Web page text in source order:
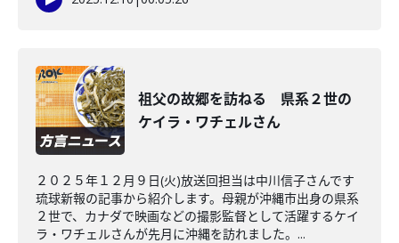
祖父の故郷を訪ねる 県系２世の
ケイラ・ワチェルさん
２０２５年１２月９日(火)放送回担当は中川信子さんです
琉球新報の記事から紹介します。母親が沖縄市出身の県系
２世で、カナダで映画などの撮影監督として活躍するケイ
ラ・ワチェルさんが先月に沖縄を訪れました。...